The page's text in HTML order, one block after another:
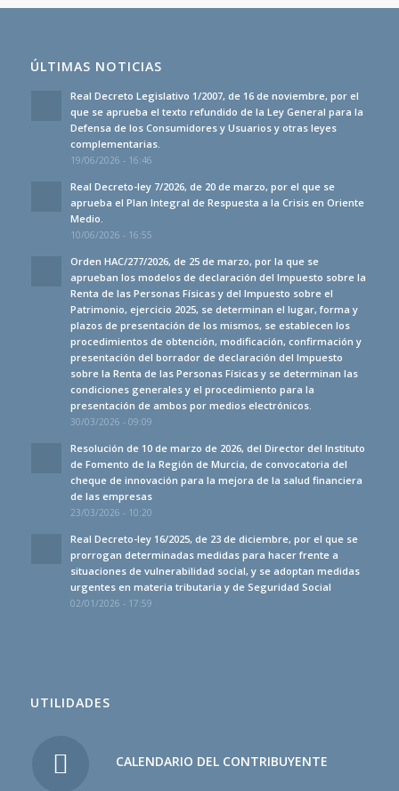
ÚLTIMAS NOTICIAS
Real Decreto Legislativo 1/2007, de 16 de noviembre, por el
que se aprueba el texto refundido de la Ley General para la
Defensa de los Consumidores y Usuarios y otras leyes
complementarias.
19/06/2026 - 16:46
Real Decreto-ley 7/2026, de 20 de marzo, por el que se
aprueba el Plan Integral de Respuesta a la Crisis en Oriente
Medio.
10/06/2026 - 16:55
Orden HAC/277/2026, de 25 de marzo, por la que se
aprueban los modelos de declaración del Impuesto sobre la
Renta de las Personas Físicas y del Impuesto sobre el
Patrimonio, ejercicio 2025, se determinan el lugar, forma y
plazos de presentación de los mismos, se establecen los
procedimientos de obtención, modificación, confirmación y
presentación del borrador de declaración del Impuesto
sobre la Renta de las Personas Físicas y se determinan las
condiciones generales y el procedimiento para la
presentación de ambos por medios electrónicos.
30/03/2026 - 09:09
Resolución de 10 de marzo de 2026, del Director del Instituto
de Fomento de la Región de Murcia, de convocatoria del
cheque de innovación para la mejora de la salud financiera
de las empresas
23/03/2026 - 10:20
Real Decreto-ley 16/2025, de 23 de diciembre, por el que se
prorrogan determinadas medidas para hacer frente a
situaciones de vulnerabilidad social, y se adoptan medidas
urgentes en materia tributaria y de Seguridad Social
02/01/2026 - 17:59
UTILIDADES
CALENDARIO DEL CONTRIBUYENTE